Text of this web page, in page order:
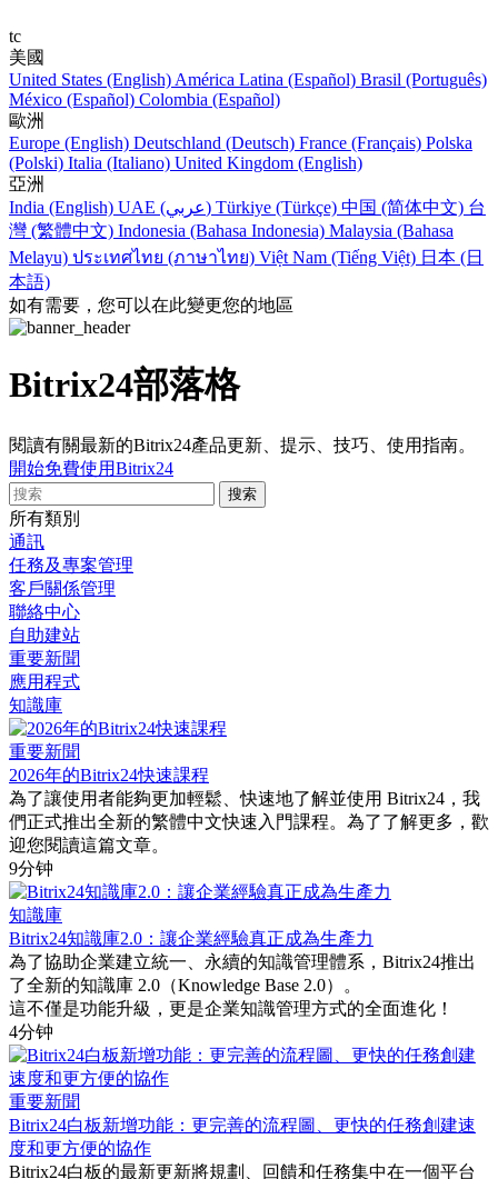
tc
美國
United States (English) América Latina (Español) Brasil (Português)
México (Español) Colombia (Español)
歐洲
Europe (English) Deutschland (Deutsch) France (Français) Polska
(Polski) Italia (Italiano) United Kingdom (English)
亞洲
India (English)
UAE (عربي) Türkiye (Türkçe) 中国 (简体中文) 台
灣 (繁體中文) Indonesia (Bahasa Indonesia) Malaysia (Bahasa
Melayu) ประเทศไทย (ภาษาไทย) Việt Nam (Tiếng Việt) 日本 (日
本語)
如有需要，您可以在此變更您的地區
Bitrix24部落格
閱讀有關最新的Bitrix24產品更新、提示、技巧、使用指南。
開始免費使用Bitrix24
所有類別
通訊
任務及專案管理
客戶關係管理
聯絡中心
自助建站
重要新聞
應用程式
知識庫
重要新聞
2026年的Bitrix24快速課程
為了讓使用者能夠更加輕鬆、快速地了解並使用 Bitrix24，我
們正式推出全新的繁體中文快速入門課程。為了了解更多，歡
迎您閱讀這篇文章。
9分钟
知識庫
Bitrix24知識庫2.0：讓企業經驗真正成為生產力
為了協助企業建立統一、永續的知識管理體系，Bitrix24推出
了全新的知識庫 2.0（Knowledge Base 2.0）。
這不僅是功能升級，更是企業知識管理方式的全面進化！
4分钟
重要新聞
Bitrix24白板新增功能：更完善的流程圖、更快的任務創建速
度和更方便的協作
Bitrix24白板的最新更新將規劃、回饋和任務集中在一個平台